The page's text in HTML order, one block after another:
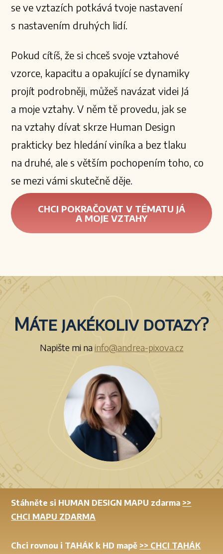
se ve vztazích potkává tvoje nastavení
s nastavením druhých lidí.
Pokud cítíš, že si chceš svoje vztahové
vzorce, kapacitu a opakující se dynamiky
projít podrobněji, můžeš navázat videi Já
a moje vztahy. V něm tě provedu, jak se
na vztahy dívat skrze Human Design
prakticky bez hledání viníka a bez tlaku
na druhé, ale s větším pochopením toho, co
se mezi vámi skutečně děje.
CHCI POKRAČOVAT V TÉMATU JÁ
A MOJE VZTAHY
Máte jakékoliv dotazy?
Napište mi nainfo@andrea-pixova.cz
Stáhněte si HUMAN DESIGN MAPU zdarma >>
CHCI MAPU ZDARMA
Chci rovnou i TAHÁK k HD mapě >> CHCI TAHÁK